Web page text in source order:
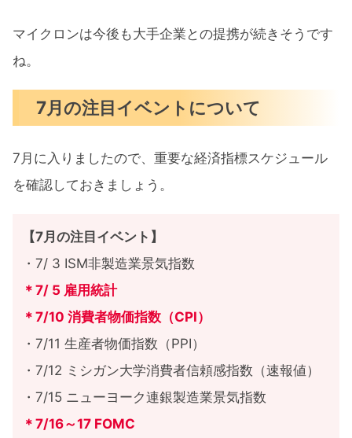
マイクロンは今後も大手企業との提携が続きそうです
ね。
7月の注目イベントについて
7月に入りましたので、重要な経済指標スケジュール
を確認しておきましょう。
【7月の注目イベント】
・7/ 3 ISM非製造業景気指数
＊7/ 5 雇用統計
＊7/10 消費者物価指数（CPI）
・7/11 生産者物価指数（PPI）
・7/12 ミシガン大学消費者信頼感指数（速報値）
・7/15 ニューヨーク連銀製造業景気指数
＊7/16～17 FOMC